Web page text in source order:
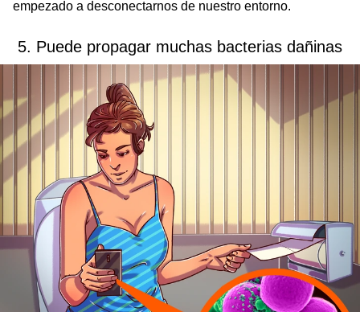
empezado a desconectarnos de nuestro entorno.
5. Puede propagar muchas bacterias dañinas